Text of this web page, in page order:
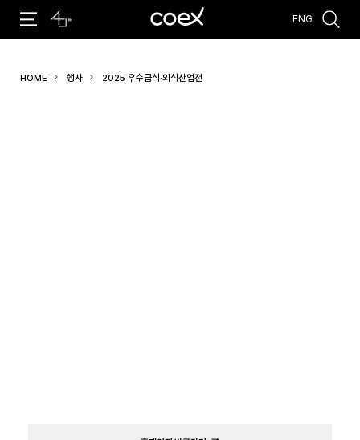
#코엑스 전시 #행사 #주차안내
ENG
HOME 행사 2025 우수급식·외식산업전